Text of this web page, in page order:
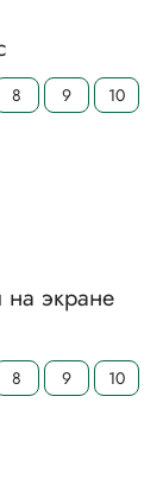
8 9
10
экране
8 9
10